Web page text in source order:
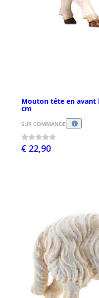
Mouton tête en avant
cm
SUR COMMANDE
€ 22,90